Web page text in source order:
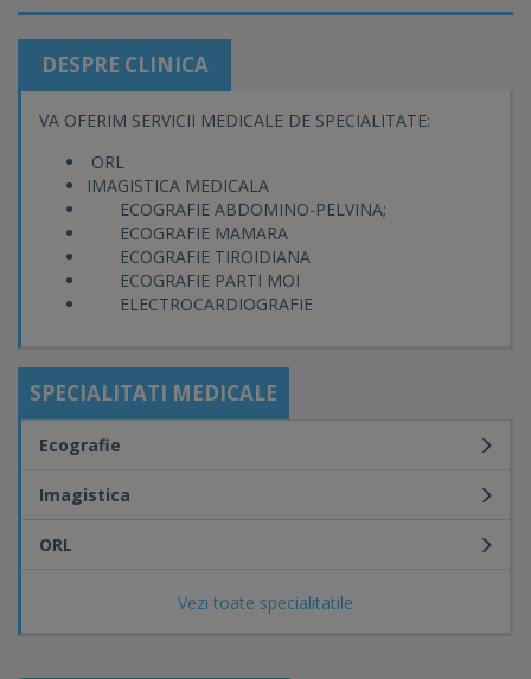
DESPRE CLINICA
VA OFERIM SERVICII MEDICALE DE SPECIALITATE:
ORL
IMAGISTICA MEDICALA
ECOGRAFIE ABDOMINO-PELVINA;
ECOGRAFIE MAMARA
ECOGRAFIE TIROIDIANA
ECOGRAFIE PARTI MOI
ELECTROCARDIOGRAFIE
SPECIALITATI MEDICALE
Vezi toate specialitatile
Ecografie
Imagistica
ORL